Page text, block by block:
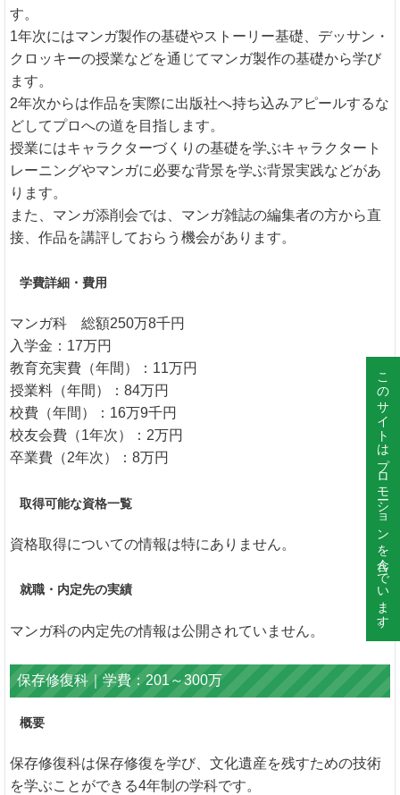
す。
1年次にはマンガ製作の基礎やストーリー基礎、デッサン・
クロッキーの授業などを通じてマンガ製作の基礎から学び
ます。
2年次からは作品を実際に出版社へ持ち込みアピールするな
どしてプロへの道を目指します。
授業にはキャラクターづくりの基礎を学ぶキャラクタート
レーニングやマンガに必要な背景を学ぶ背景実践などがあ
ります。
また、マンガ添削会では、マンガ雑誌の編集者の方から直
接、作品を講評しておらう機会があります。
学費詳細・費用
マンガ科 総額250万8千円
入学金：17万円
教育充実費（年間）：11万円
授業料（年間）：84万円
校費（年間）：16万9千円
校友会費（1年次）：2万円
卒業費（2年次）：8万円
取得可能な資格一覧
資格取得についての情報は特にありません。
就職・内定先の実績
マンガ科の内定先の情報は公開されていません。
保存修復科｜学費：201～300万
概要
保存修復科は保存修復を学び、文化遺産を残すための技術
を学ぶことができる4年制の学科です。
このサイトはプロモーションを含んでいます。